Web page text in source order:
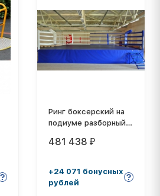
Ринг боксерский на
подиуме разборный
481 438 ₽
+24 071 бонусных
рублей